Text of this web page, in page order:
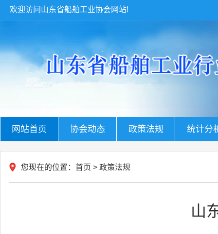
欢迎访问山东省船舶工业协会网站!
网站首页 协会动态 政策法规 统计分
您现在的位置： 首页 > 政策法规
山